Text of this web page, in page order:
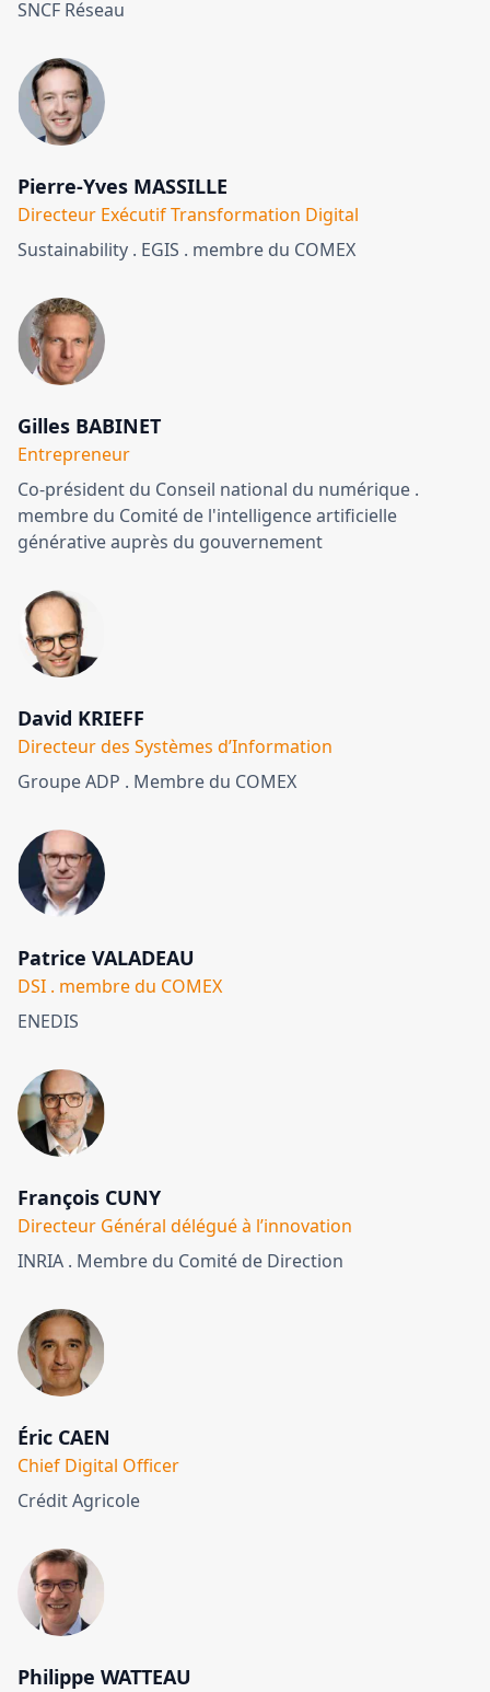
SNCF Réseau
Pierre-Yves MASSILLE
Directeur Exécutif Transformation Digital
Sustainability . EGIS . membre du COMEX
Gilles BABINET
Entrepreneur
Co-président du Conseil national du numérique .
membre du Comité de l'intelligence artificielle
générative auprès du gouvernement
David KRIEFF
Directeur des Systèmes d’Information
Groupe ADP . Membre du COMEX
Patrice VALADEAU
DSI . membre du COMEX
ENEDIS
François CUNY
Directeur Général délégué à l’innovation
INRIA . Membre du Comité de Direction
Éric CAEN
Chief Digital Officer
Crédit Agricole
Philippe WATTEAU